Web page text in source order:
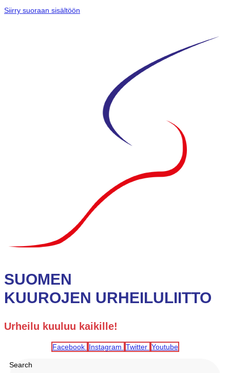
Siirry suoraan sisältöön
SUOMEN
KUUROJEN URHEILULIITTO
Urheilu kuuluu kaikille!
Facebook Instagram Twitter Youtube
Search